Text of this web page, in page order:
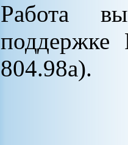
Работа
804.98а).